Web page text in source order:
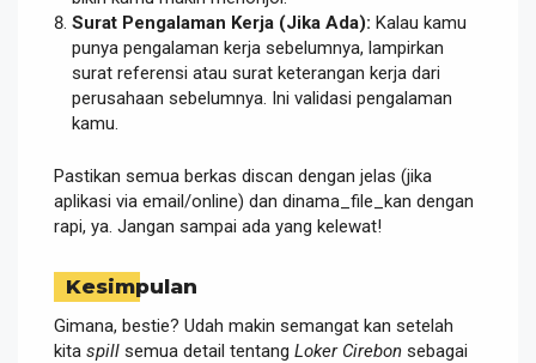
Surat Pengalaman Kerja (Jika Ada): Kalau kamu
punya pengalaman kerja sebelumnya, lampirkan
surat referensi atau surat keterangan kerja dari
perusahaan sebelumnya. Ini validasi pengalaman
kamu.
Pastikan semua berkas discan dengan jelas (jika
aplikasi via email/online) dan dinama_file_kan dengan
rapi, ya. Jangan sampai ada yang kelewat!
Kesimpulan
Gimana, bestie? Udah makin semangat kan setelah
kita spill semua detail tentang Loker Cirebon sebagai